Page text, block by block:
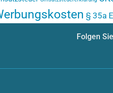
§ 35a
Folgen